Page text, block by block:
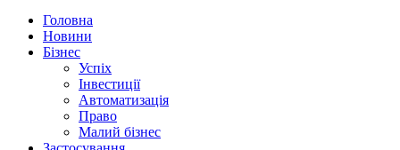
Головна
Новини
Бізнес
Успіх
Інвестиції
Автоматизація
Право
Малий бізнес